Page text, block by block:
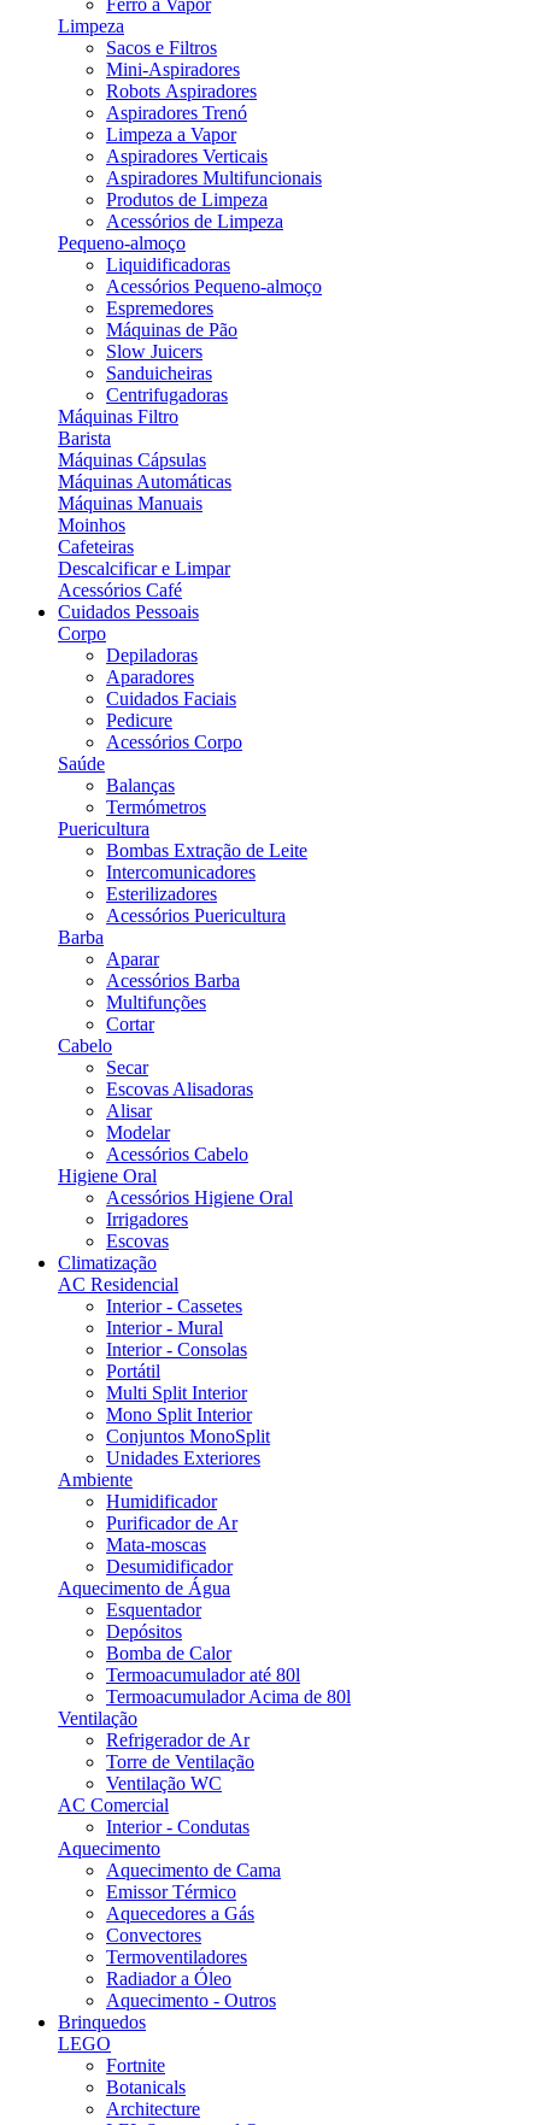
Ferro a Vapor
Limpeza
Sacos e Filtros
Mini-Aspiradores
Robots Aspiradores
Aspiradores Trenó
Limpeza a Vapor
Aspiradores Verticais
Aspiradores Multifuncionais
Produtos de Limpeza
Acessórios de Limpeza
Pequeno-almoço
Liquidificadoras
Acessórios Pequeno-almoço
Espremedores
Máquinas de Pão
Slow Juicers
Sanduicheiras
Centrifugadoras
Máquinas Filtro
Barista
Máquinas Cápsulas
Máquinas Automáticas
Máquinas Manuais
Moinhos
Cafeteiras
Descalcificar e Limpar
Acessórios Café
Cuidados Pessoais
Corpo
Depiladoras
Aparadores
Cuidados Faciais
Pedicure
Acessórios Corpo
Saúde
Balanças
Termómetros
Puericultura
Bombas Extração de Leite
Intercomunicadores
Esterilizadores
Acessórios Puericultura
Barba
Aparar
Acessórios Barba
Multifunções
Cortar
Cabelo
Secar
Escovas Alisadoras
Alisar
Modelar
Acessórios Cabelo
Higiene Oral
Acessórios Higiene Oral
Irrigadores
Escovas
Climatização
AC Residencial
Interior - Cassetes
Interior - Mural
Interior - Consolas
Portátil
Multi Split Interior
Mono Split Interior
Conjuntos MonoSplit
Unidades Exteriores
Ambiente
Humidificador
Purificador de Ar
Mata-moscas
Desumidificador
Aquecimento de Água
Esquentador
Depósitos
Bomba de Calor
Termoacumulador até 80l
Termoacumulador Acima de 80l
Ventilação
Refrigerador de Ar
Torre de Ventilação
Ventilação WC
AC Comercial
Interior - Condutas
Aquecimento
Aquecimento de Cama
Emissor Térmico
Aquecedores a Gás
Convectores
Termoventiladores
Radiador a Óleo
Aquecimento - Outros
Brinquedos
LEGO
Fortnite
Botanicals
Architecture